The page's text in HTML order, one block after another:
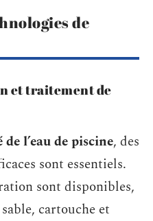
de
et traitement de
de l’eau de piscine, des
sont essentiels.
sont disponibles,
cartouche et